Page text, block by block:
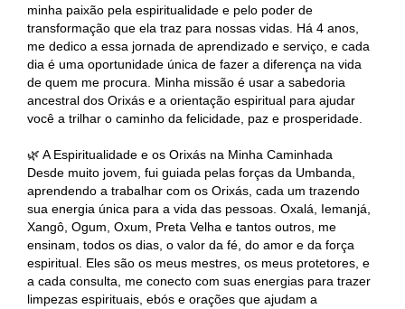
minha paixão pela espiritualidade e pelo poder de
transformação que ela traz para nossas vidas. Há 4 anos,
me dedico a essa jornada de aprendizado e serviço, e cada
dia é uma oportunidade única de fazer a diferença na vida
de quem me procura. Minha missão é usar a sabedoria
ancestral dos Orixás e a orientação espiritual para ajudar
você a trilhar o caminho da felicidade, paz e prosperidade.
🌿 A Espiritualidade e os Orixás na Minha Caminhada
Desde muito jovem, fui guiada pelas forças da Umbanda,
aprendendo a trabalhar com os Orixás, cada um trazendo
sua energia única para a vida das pessoas. Oxalá, Iemanjá,
Xangô, Ogum, Oxum, Preta Velha e tantos outros, me
ensinam, todos os dias, o valor da fé, do amor e da força
espiritual. Eles são os meus mestres, os meus protetores, e
a cada consulta, me conecto com suas energias para trazer
limpezas espirituais, ebós e orações que ajudam a